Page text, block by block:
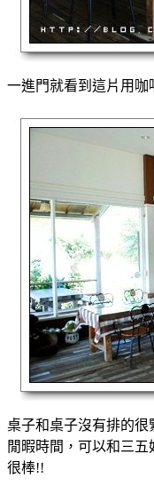
一進門就看到這片用咖
桌子和桌子沒有排的
閒暇時間，可以和三
很棒!!